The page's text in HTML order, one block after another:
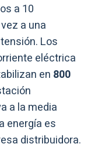
a 10
a una
Los
eléctrica
en 800
a la media
energía es
distribuidora.